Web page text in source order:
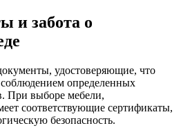
и забота о
удостоверяющие, что
определенных
При выборе мебели,
соответствующие сертификаты,
безопасность.